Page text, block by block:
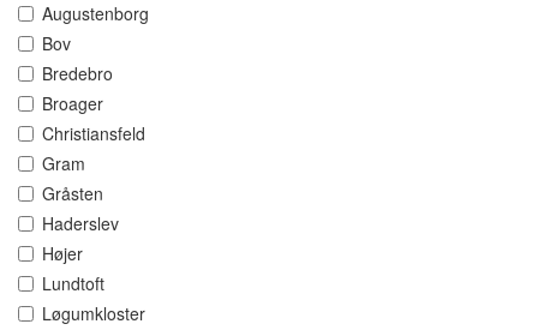
Augustenborg
Bov
Bredebro
Broager
Christiansfeld
Gram
Gråsten
Haderslev
Højer
Lundtoft
Løgumkloster